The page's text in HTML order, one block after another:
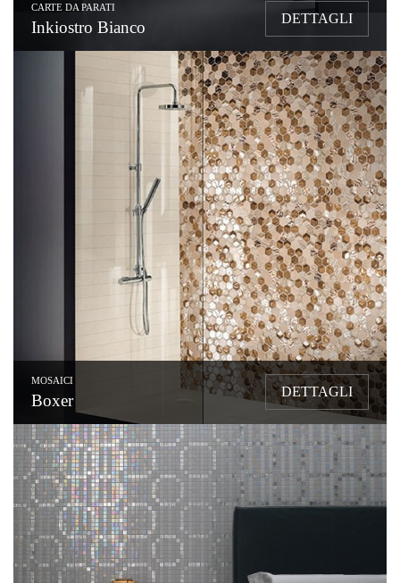
CARTE DA PARATI
Inkiostro Bianco DETTAGLI
MOSAICI
Boxer DETTAGLI